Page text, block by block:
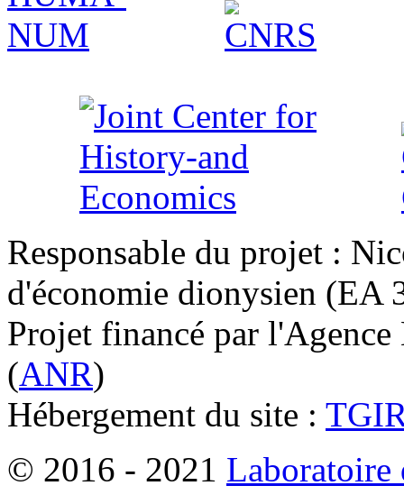
Responsable du projet :
d'économie dionysien
Projet financé par l'Agence
(ANR)
Hébergement du site :
© 2016 - 2021 Laboratoire